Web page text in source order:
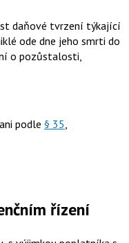
daňové tvrzení týkající
ode dne jeho smrti do
o pozůstalosti,
podle § 35,
řízení